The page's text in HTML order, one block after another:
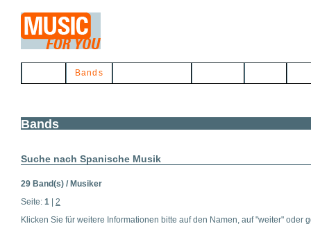
Bands
Bands
Suche nach Spanische Musik
29 Band(s) / Musiker
Seite: 1
2
Klicken Sie für weitere Informationen bitte auf den Namen, auf "weiter" oder